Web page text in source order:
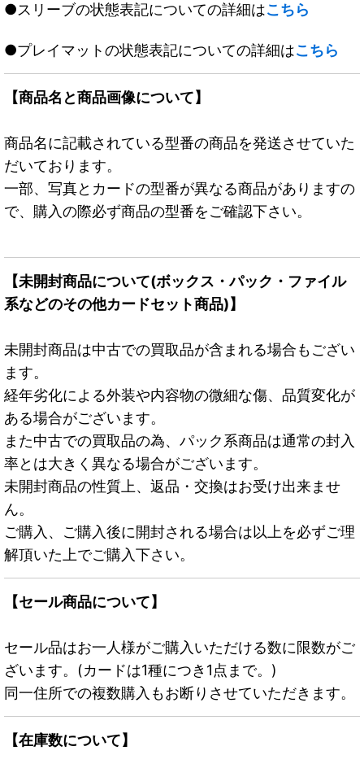
●スリーブの状態表記についての詳細はこちら
●プレイマットの状態表記についての詳細はこちら
【商品名と商品画像について】
商品名に記載されている型番の商品を発送させていた
だいております。
一部、写真とカードの型番が異なる商品がありますの
で、購入の際必ず商品の型番をご確認下さい。
【未開封商品について(ボックス・パック・ファイル
系などのその他カードセット商品)】
未開封商品は中古での買取品が含まれる場合もござい
ます。
経年劣化による外装や内容物の微細な傷、品質変化が
ある場合がございます。
また中古での買取品の為、パック系商品は通常の封入
率とは大きく異なる場合がございます。
未開封商品の性質上、返品・交換はお受け出来ませ
ん。
ご購入、ご購入後に開封される場合は以上を必ずご理
解頂いた上でご購入下さい。
【セール商品について】
セール品はお一人様がご購入いただける数に限数がご
ざいます。(カードは1種につき1点まで。)
同一住所での複数購入もお断りさせていただきます。
【在庫数について】